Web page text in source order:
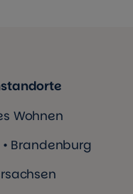
Wohnen
• Brandenburg